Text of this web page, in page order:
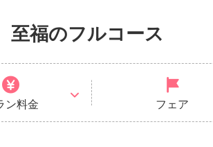
至福のフルコース
ン料金 フェア